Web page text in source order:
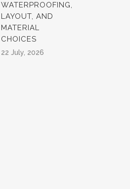
WATERPROOFING,
LAYOUT, AND
MATERIAL
CHOICES
22 July, 2026